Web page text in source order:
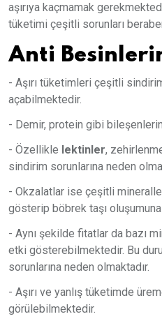
aşırıya kaçmamak
tüketimi çeşitli sorunları
Anti
- Aşırı tüketimleri çeşitli
açabilmektedir.
- Demir, protein gibi
- Özellikle lektinler,
sindirim sorunlarına neden
- Okzalatlar ise çeşitli
gösterip böbrek taşı
- Aynı şekilde fitatlar da bazı
etki gösterebilmektedir. Bu
sorunlarına neden olmaktadır.
- Aşırı ve yanlış tüketimde
görülebilmektedir.